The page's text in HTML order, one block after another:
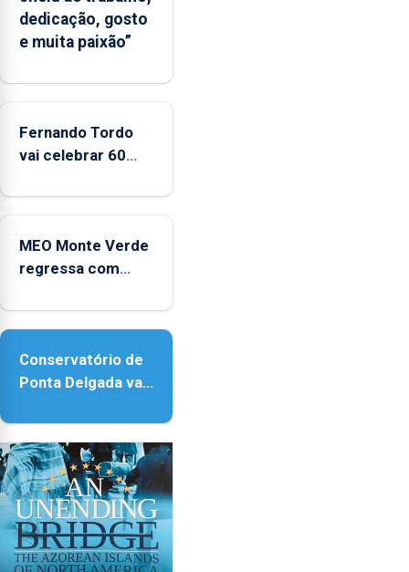
dedicação, gosto
e muita paixão”
Fernando Tordo
vai celebrar 60
no Coliseu
MEO Monte Verde
regressa com
acessibilidade
Conservatório de
Ponta Delgada vai
instrumentos